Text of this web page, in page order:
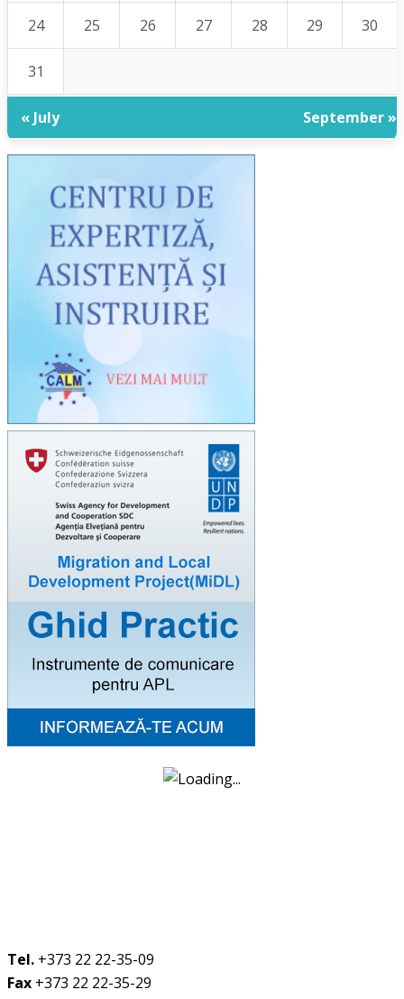
24 25 26 27 28 29 30
31
« July September »
Tel. +373 22 22-35-09
Fax +373 22 22-35-29